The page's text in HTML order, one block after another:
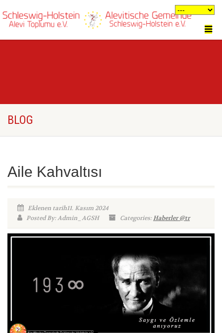
BLOG
Aile Kahvaltısı
Eklenen tarih11. Kasım 2024
Posted By: Admin_AGSH
Categories:Haberler @tr